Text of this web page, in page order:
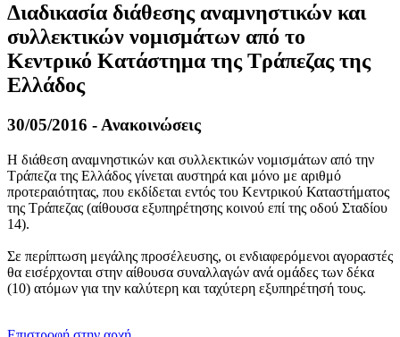
Διαδικασία διάθεσης αναμνηστικών και
συλλεκτικών νομισμάτων από το
Κεντρικό Κατάστημα της Τράπεζας της
Ελλάδος
30/05/2016 - Ανακοινώσεις
Η διάθεση αναμνηστικών και συλλεκτικών νομισμάτων από την
Τράπεζα της Ελλάδος γίνεται αυστηρά και μόνο με αριθμό
προτεραιότητας, που εκδίδεται εντός του Κεντρικού Καταστήματος
της Τράπεζας (αίθουσα εξυπηρέτησης κοινού επί της οδού Σταδίου
14).
Σε περίπτωση μεγάλης προσέλευσης, οι ενδιαφερόμενοι αγοραστές
θα εισέρχονται στην αίθουσα συναλλαγών ανά ομάδες των δέκα
(10) ατόμων για την καλύτερη και ταχύτερη εξυπηρέτησή τους.